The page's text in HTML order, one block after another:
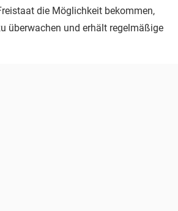
die Möglichkeit bekommen,
überwachen und erhält regelmäßige